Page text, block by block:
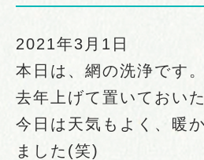
2021年3月1日
本日は、網の洗浄です。
去年上げて置いておい
今日は天気もよく、暖
ました(笑)